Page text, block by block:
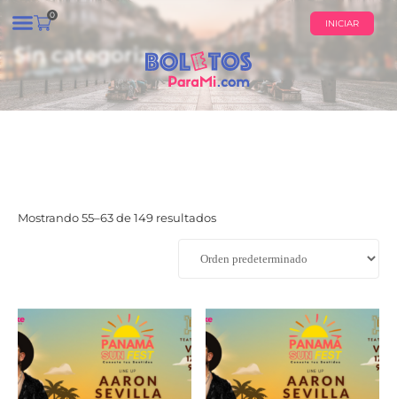
0
INICIAR
Sin categorizar
Mostrando 55–63 de 149 resultados